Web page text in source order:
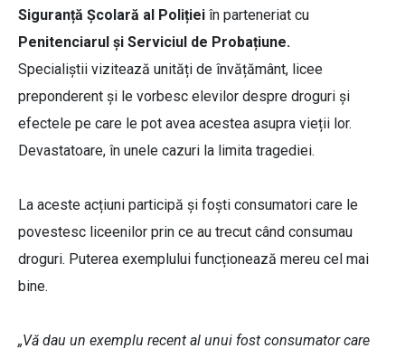
Siguranță Școlară al Poliției în parteneriat cu
Penitenciarul și Serviciul de Probațiune.
Specialiștii vizitează unități de învățământ, licee
preponderent și le vorbesc elevilor despre droguri și
efectele pe care le pot avea acestea asupra vieții lor.
Devastatoare, în unele cazuri la limita tragediei.
La aceste acțiuni participă și foști consumatori care le
povestesc liceenilor prin ce au trecut când consumau
droguri. Puterea exemplului funcționează mereu cel mai
bine.
„Vă dau un exemplu recent al unui fost consumator care